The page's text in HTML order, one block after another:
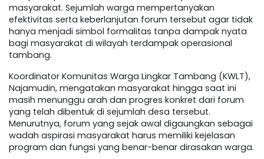
masyarakat. Sejumlah warga mempertanyakan
efektivitas serta keberlanjutan forum tersebut agar tidak
hanya menjadi simbol formalitas tanpa dampak nyata
bagi masyarakat di wilayah terdampak operasional
tambang.
Koordinator Komunitas Warga Lingkar Tambang (KWLT),
Najamudin, mengatakan masyarakat hingga saat ini
masih menunggu arah dan progres konkret dari forum
yang telah dibentuk di sejumlah desa tersebut.
Menurutnya, forum yang sejak awal digaungkan sebagai
wadah aspirasi masyarakat harus memiliki kejelasan
program dan fungsi yang benar-benar dirasakan warga.